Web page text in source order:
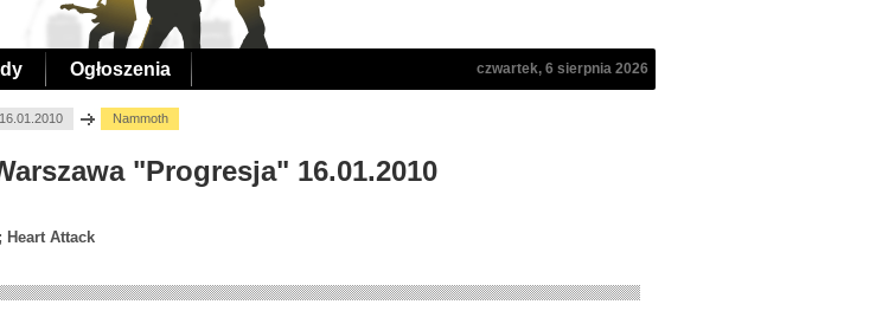
Ogłoszenia czwartek, 6 sierpnia 2026
Nammoth
"Progresja" 16.01.2010
Attack